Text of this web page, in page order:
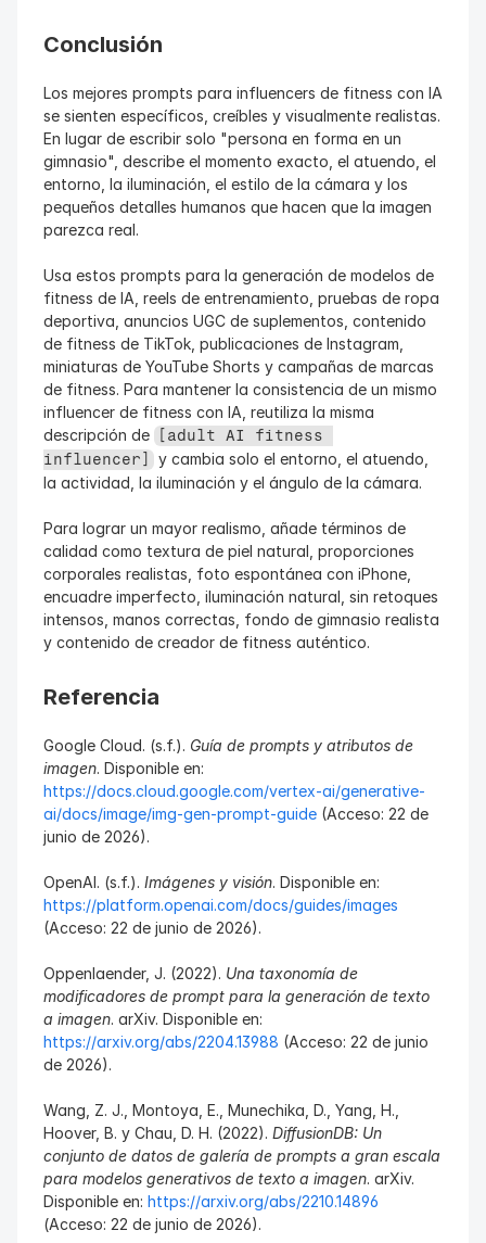
Conclusión
Los mejores prompts para influencers de fitness con IA
se sienten específicos, creíbles y visualmente realistas.
En lugar de escribir solo "persona en forma en un
gimnasio", describe el momento exacto, el atuendo, el
entorno, la iluminación, el estilo de la cámara y los
pequeños detalles humanos que hacen que la imagen
parezca real.
Usa estos prompts para la generación de modelos de
fitness de IA, reels de entrenamiento, pruebas de ropa
deportiva, anuncios UGC de suplementos, contenido
de fitness de TikTok, publicaciones de Instagram,
miniaturas de YouTube Shorts y campañas de marcas
de fitness. Para mantener la consistencia de un mismo
influencer de fitness con IA, reutiliza la misma
descripción de
[adult AI fitness
influencer] y cambia solo el entorno, el atuendo,
la actividad, la iluminación y el ángulo de la cámara.
Para lograr un mayor realismo, añade términos de
calidad como textura de piel natural, proporciones
corporales realistas, foto espontánea con iPhone,
encuadre imperfecto, iluminación natural, sin retoques
intensos, manos correctas, fondo de gimnasio realista
y contenido de creador de fitness auténtico.
Referencia
Google Cloud. (s.f.). Guía de prompts y atributos de
imagen
https://docs.cloud.google.com/vertex-ai/generative-
ai/docs/image/img-gen-prompt-guide (Acceso: 22 de
junio de 2026).
OpenAI. (s.f.). Imágenes y visión
https://platform.openai.com/docs/guides/images
(Acceso: 22 de junio de 2026).
Oppenlaender, J. (2022). Una taxonomía de
modificadores de prompt para la generación de texto
a imagen
https://arxiv.org/abs/2204.13988 (Acceso: 22 de junio
de 2026).
Wang, Z. J., Montoya, E., Munechika, D., Yang, H.,
Hoover, B. y Chau, D. H. (2022). DiffusionDB: Un
conjunto de datos de galería de prompts a gran escala
para modelos generativos de texto a imagen. arXiv.
Disponible en: https://arxiv.org/abs/2210.14896
(Acceso: 22 de junio de 2026).